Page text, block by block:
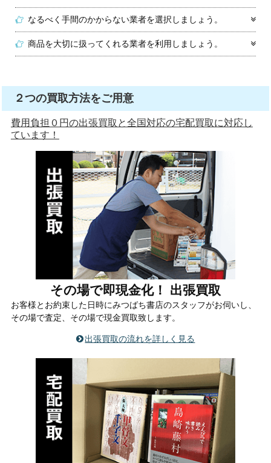
なるべく手間のかからない業者を選択しましょう。
商品を大切に扱ってくれる業者を利用しましょう。
２つの買取方法をご用意
費用負担０円の出張買取と全国対応の宅配買取に対応し
ています！
その場で即現金化！ 出張買取
お客様とお約束した日時にみつばち書店のスタッフがお伺いし、
その場で査定、その場で現金買取致します。
出張買取の流れを詳しく見る